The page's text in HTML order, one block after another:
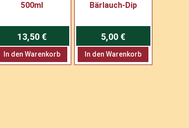
:
500ml
13,50 €
In den Warenkorb
Bärlauch-Dip
5,00 €
In den Warenkorb